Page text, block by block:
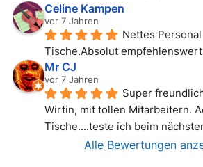
Celine Kampen
vor 7 Jahren
Nettes
Tische.Absolut empfehlenswert
Mr CJ
vor 7 Jahren
Super
Wirtin, mit tollen Mitarbeitern.
Tische....teste ich beim
Alle Bewertungen